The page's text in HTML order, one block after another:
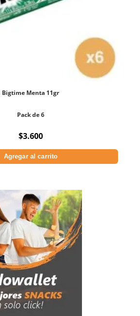
Bigtime Menta 11gr
Pack de 6
$3.600
Agregar al carrito